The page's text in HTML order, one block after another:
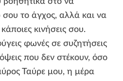
το άγχος, αλλά και να
κινήσεις σου.
φωνές σε συζητήσεις
που δεν στέκουν, όσο
Ταύρε μου, η μέρα